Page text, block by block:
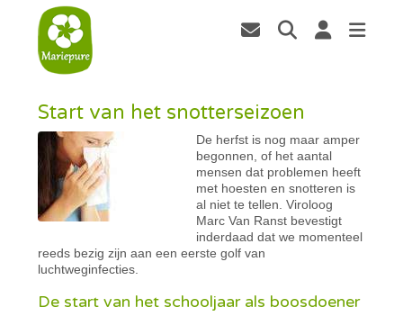
Start van het snotterseizoen
De herfst is nog maar amper
begonnen, of het aantal
mensen dat problemen heeft
met hoesten en snotteren is
al niet te tellen. Viroloog
Marc Van Ranst bevestigt
inderdaad dat we momenteel
reeds bezig zijn aan een eerste golf van
luchtweginfecties.
De start van het schooljaar als boosdoener